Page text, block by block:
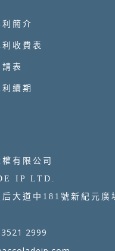
簡介
收費表
表
續期
有限公司
IP LTD.
大道中181號新紀元廣
2999